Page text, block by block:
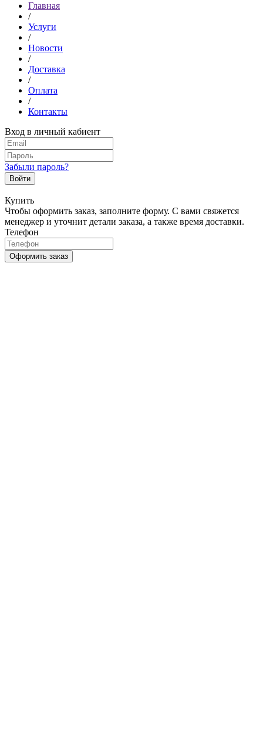
Главная
/
Услуги
/
Новости
/
Доставка
/
Оплата
/
Контакты
Вход в личный кабиент
Забыли пароль?
Войти
Купить
Чтобы оформить заказ, заполните форму. С вами свяжется
менеджер и уточнит детали заказа, а также время доставки.
Телефон
Оформить заказ